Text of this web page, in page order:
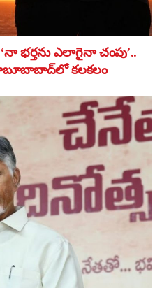
భర్తను ఎలాగైనా చంపు’..
కలకలం